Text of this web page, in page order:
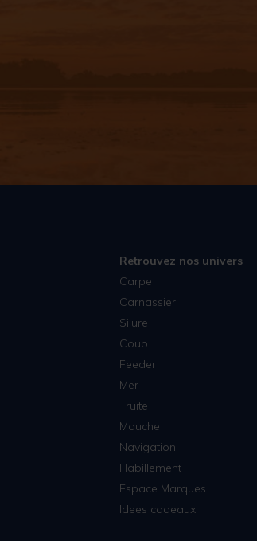
Retrouvez nos univers
Carpe
Carnassier
Silure
Coup
Feeder
Mer
Truite
Mouche
Navigation
Habillement
Espace Marques
Idees cadeaux